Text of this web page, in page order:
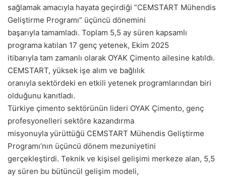
a
g
ö
n
d
e
r
m
e
k
sağlamak amacıyla hayata geçirdiği “CEMSTART Mühendis
Geliştirme Programı” üçüncü dönemini
başarıyla tamamladı. Toplam 5,5 ay süren kapsamlı
programa katılan 17 genç yetenek, Ekim 2025
itibarıyla tam zamanlı olarak OYAK Çimento ailesine katıldı.
CEMSTART, yüksek işe alım ve bağlılık
oranıyla sektördeki en etkili yetenek programlarından biri
olduğunu kanıtladı.
Türkiye çimento sektörünün lideri OYAK Çimento, genç
profesyonelleri sektöre kazandırma
misyonuyla yürüttüğü CEMSTART Mühendis Geliştirme
Programı’nın üçüncü dönem mezuniyetini
gerçekleştirdi. Teknik ve kişisel gelişimi merkeze alan, 5,5
ay süren bu bütüncül gelişim modeli,